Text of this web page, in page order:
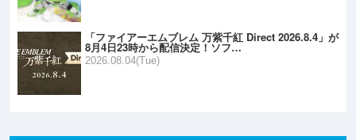
「ファイアーエムブレム 万紫千紅 Direct 2026.8.4」が
8月4日23時から配信決定！ソフ…
2026.08.04(Tue)